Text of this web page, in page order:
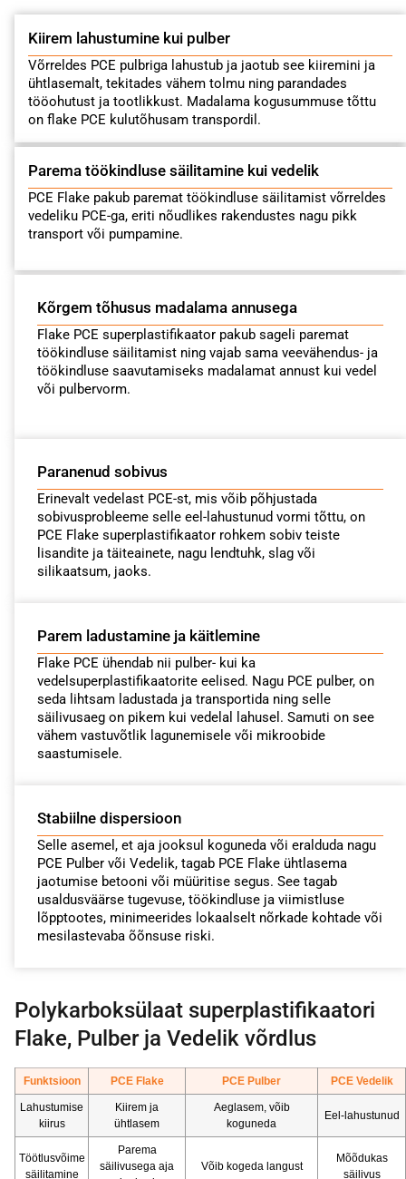
Kiirem lahustumine kui pulber
Võrreldes PCE pulbriga lahustub ja jaotub see kiiremini ja
ühtlasemalt, tekitades vähem tolmu ning parandades
tööohutust ja tootlikkust. Madalama kogusummuse tõttu
on flake PCE kulutõhusam transpordil.
Parema töökindluse säilitamine kui vedelik
PCE Flake pakub paremat töökindluse säilitamist võrreldes
vedeliku PCE-ga, eriti nõudlikes rakendustes nagu pikk
transport või pumpamine.
Kõrgem tõhusus madalama annusega
Flake PCE superplastifikaator pakub sageli paremat
töökindluse säilitamist ning vajab sama veevähendus- ja
töökindluse saavutamiseks madalamat annust kui vedel
või pulbervorm.
Paranenud sobivus
Erinevalt vedelast PCE-st, mis võib põhjustada
sobivusprobleeme selle eel-lahustunud vormi tõttu, on
PCE Flake superplastifikaator rohkem sobiv teiste
lisandite ja täiteainete, nagu lendtuhk, slag või
silikaatsum, jaoks.
Parem ladustamine ja käitlemine
Flake PCE ühendab nii pulber- kui ka
vedelsuperplastifikaatorite eelised. Nagu PCE pulber, on
seda lihtsam ladustada ja transportida ning selle
säilivusaeg on pikem kui vedelal lahusel. Samuti on see
vähem vastuvõtlik lagunemisele või mikroobide
saastumisele.
Stabiilne dispersioon
Selle asemel, et aja jooksul koguneda või eralduda nagu
PCE Pulber või Vedelik, tagab PCE Flake ühtlasema
jaotumise betooni või müüritise segus. See tagab
usaldusväärse tugevuse, töökindluse ja viimistluse
lõpptootes, minimeerides lokaalselt nõrkade kohtade või
mesilastevaba õõnsuse riski.
Polykarboksülaat superplastifikaatori
Flake, Pulber ja Vedelik võrdlus
Funktsioon PCE Flake PCE Pulber PCE Vedelik
Lahustumise
kiirus
Kiirem ja
ühtlasem
Aeglasem, võib
koguneda
Eel-lahustunud
Töötlusvõime
säilitamine
Parema
säilivusega aja
Võib kogeda langust
Mõõdukas
säilivus